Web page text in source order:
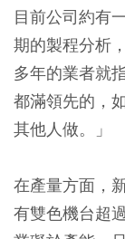
目前公司約有
期的製程分析
多年的業者就
都滿領先的，
其他人做。」
在產量方面，
有雙色機台超